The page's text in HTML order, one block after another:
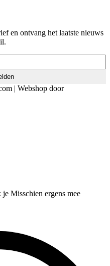
en ontvang het laatste nieuws
| Webshop door
Misschien ergens mee